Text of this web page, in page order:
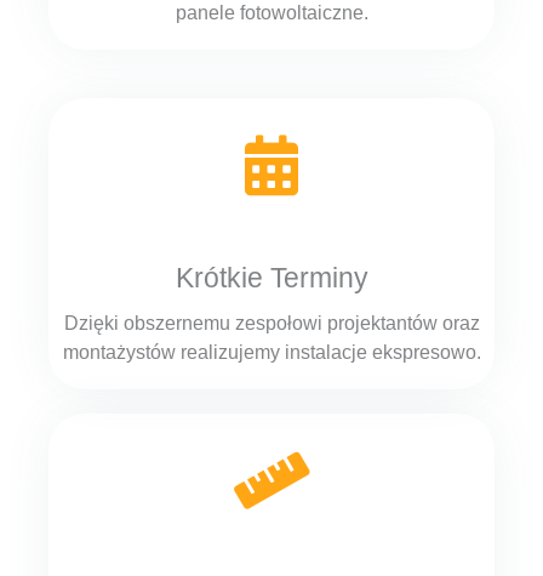
panele fotowoltaiczne.
Krótkie Terminy
Dzięki obszernemu zespołowi projektantów oraz
montażystów realizujemy instalacje ekspresowo.